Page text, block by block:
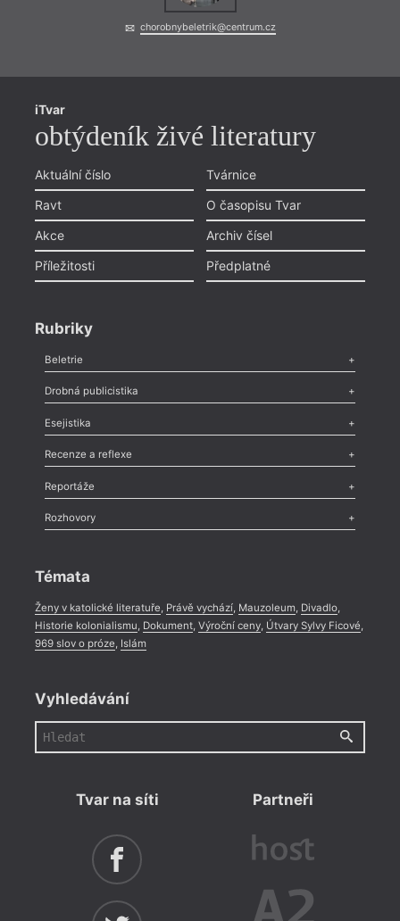
chorobnybeletrik@centrum.cz
iTvar
obtýdeník živé literatury
Aktuální číslo
Ravt
Akce
Příležitosti
Tvárnice
O časopisu Tvar
Archiv čísel
Předplatné
Rubriky
Beletrie
Poezie,Próza,Dokumenty
Drobná publicistika
Odlesk
Nekrolog,Glosa,Sloupek,Pozvánka,Literární soutěž,
Esejistika
Esej ,Pádlo,Úvaha
Recenze a reflexe
Recenze
Méně slov o próze,Celá rubrika
Reportáže
Literární zítřky
Celá rubrika
Rozhovory
Témata
Ženy v katolické literatuře, Právě vychází, Mauzoleum, Divadlo,
Historie kolonialismu, Dokument, Výroční ceny, Útvary Sylvy Ficové,
969 slov o próze, Islám
Vyhledávání
Tvar na síti Partneři